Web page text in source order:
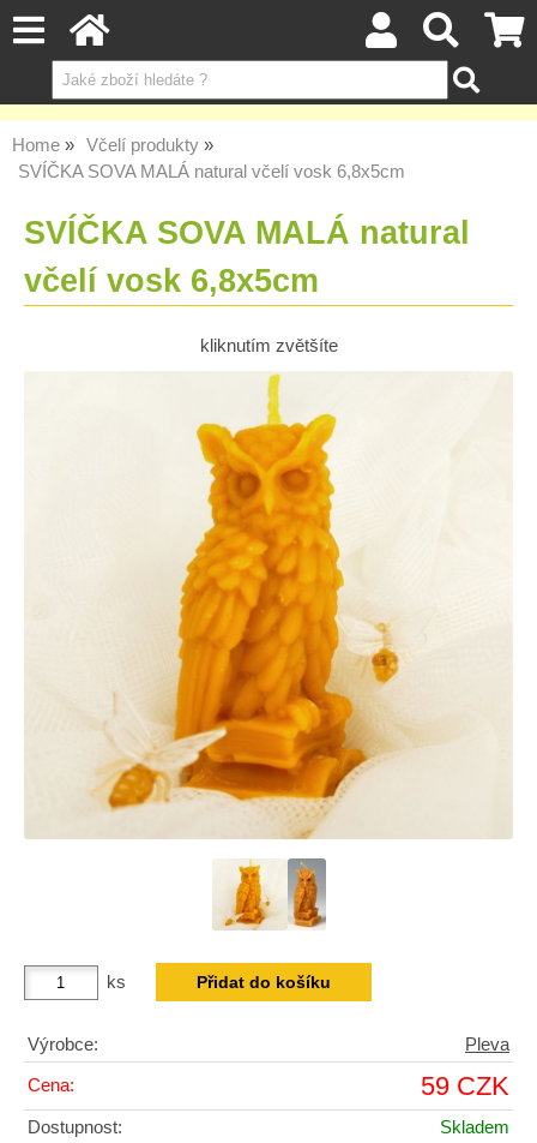
Home
Včelí produkty
SVÍČKA SOVA MALÁ natural včelí vosk 6,8x5cm
SVÍČKA SOVA MALÁ natural
včelí vosk 6,8x5cm
kliknutím zvětšíte
ks
Výrobce: Pleva
Cena: 59 CZK
Dostupnost:
Skladem